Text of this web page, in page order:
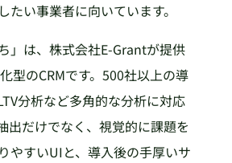
たい事業者に向いています。
」は、株式会社E-Grantが提供
型のCRMです。500社以上の導
分析など多角的な分析に対応
出だけでなく、視覚的に課題を
やすいUIと、導入後の手厚いサ